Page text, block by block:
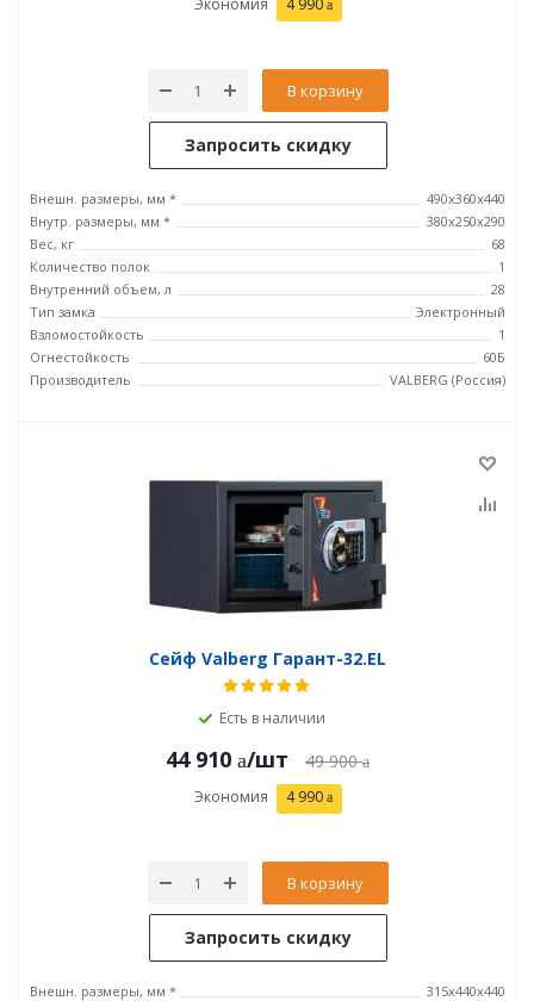
Экономия 4 990
В корзину
Запросить скидку
Внешн. размеры, мм *
490x360x440
Внутр. размеры, мм *
380x250x290
Вес, кг
68
Количество полок
1
Внутренний объем, л
28
Тип замка
Электронный
Взломостойкость
1
Огнестойкость
60Б
Производитель
VALBERG (Россия)
Сейф Valberg Гарант-32.EL
Есть в наличии
44 910 /шт 49 900
Экономия 4 990
В корзину
Запросить скидку
Внешн. размеры, мм * 315x440x440